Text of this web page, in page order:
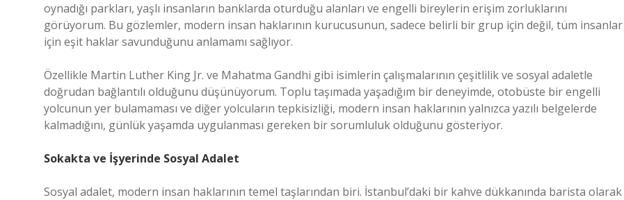
oynadığı parkları, yaşlı insanların banklarda oturduğu alanları ve engelli bireylerin erişim zorluklarını
görüyorum. Bu gözlemler, modern insan haklarının kurucusunun, sadece belirli bir grup için değil, tüm insanlar
için eşit haklar savunduğunu anlamamı sağlıyor.
Özellikle Martin Luther King Jr. ve Mahatma Gandhi gibi isimlerin çalışmalarının çeşitlilik ve sosyal adaletle
doğrudan bağlantılı olduğunu düşünüyorum. Toplu taşımada yaşadığım bir deneyimde, otobüste bir engelli
yolcunun yer bulamaması ve diğer yolcuların tepkisizliği, modern insan haklarının yalnızca yazılı belgelerde
kalmadığını, günlük yaşamda uygulanması gereken bir sorumluluk olduğunu gösteriyor.
Sokakta ve İşyerinde Sosyal Adalet
Sosyal adalet, modern insan haklarının temel taşlarından biri. İstanbul’daki bir kahve dükkanında barista olarak